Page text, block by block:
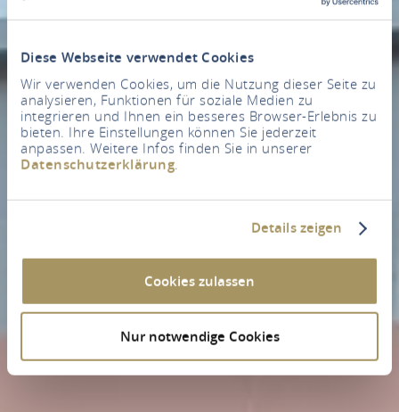
Diese Webseite verwendet Cookies
Wir verwenden Cookies, um die Nutzung dieser Seite zu
analysieren, Funktionen für soziale Medien zu
integrieren und Ihnen ein besseres Browser-Erlebnis zu
bieten. Ihre Einstellungen können Sie jederzeit
anpassen. Weitere Infos finden Sie in unserer
Datenschutzerklärung.
Details zeigen
Cookies zulassen
Nur notwendige Cookies